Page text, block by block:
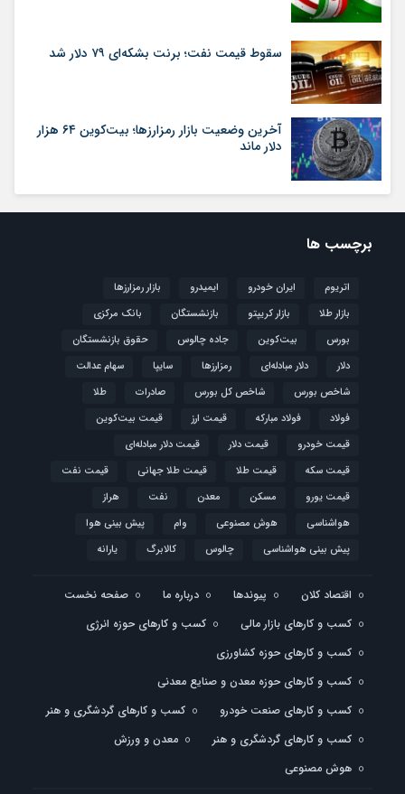
سقوط قیمت نفت؛ برنت بشکه‌ای ۷۹ دلار شد
آخرین وضعیت بازار رمزارزها؛ بیت‌کوین ۶۴ هزار
دلار ماند
برچسب ها
اتریوم ایران خودرو ایمیدرو
بازار رمزارزها
بازار طلا
بازار کریپتو بازنشستگان
بانک مرکزی
بورس
بیت‌کوین جاده چالوس
حقوق بازنشستگان
دلار
دلار مبادله‌ای رمزارزها سایپا
سهام عدالت
شاخص بورس
شاخص کل بورس صادرات
طلا
فولاد
فولاد مبارکه قیمت ارز
قیمت بیت‌کوین
قیمت خودرو
قیمت دلار
قیمت دلار مبادله‌ای
قیمت سکه
قیمت طلا قیمت طلا جهانی
قیمت نفت
قیمت یورو
مسکن معدن نفت
هراز
هواشناسی
هوش مصنوعی وام
پیش بینی هوا
پیش بینی هواشناسی
چالوس کالابرگ یارانه
اقتصاد کلان پیوندها درباره ما
صفحه نخست
کسب و کارهای بازار مالی
کسب و کارهای حوزه انرژی
کسب و کارهای حوزه کشاورزی
کسب و کارهای حوزه معدن و صنایع معدنی
کسب و کارهای صنعت خودرو
کسب و کارهای گردشگری و هنر
کسب و کارهای گردشگری و هنر
معدن و ورزش
هوش مصنوعی